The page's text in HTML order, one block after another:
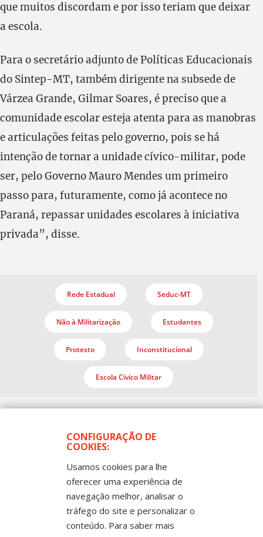
CONFIGURAÇÃO DE
COOKIES:
Usamos cookies para lhe
oferecer uma experiência de
navegação melhor, analisar o
tráfego do site e personalizar o
conteúdo. Para saber mais
que muitos discordam e por isso teriam que deixar
a escola.
Para o secretário adjunto de Políticas Educacionais
do Sintep-MT, também dirigente na subsede de
Várzea Grande, Gilmar Soares, é preciso que a
comunidade escolar esteja atenta para as manobras
e articulações feitas pelo governo, pois se há
intenção de tornar a unidade cívico-militar, pode
ser, pelo Governo Mauro Mendes um primeiro
passo para, futuramente, como já acontece no
Paraná, repassar unidades escolares à iniciativa
privada”, disse.
Rede Estadual Seduc-MT
Não à Militarização Estudantes
Protesto Inconstitucional
Escola Cívico Militar
Todos os Direitos Reservados
Público de Mato Grosso
Rua Mestre João Guimarães, 102 -
Bandeirantes - Cuiabá-MT CEP 78010-170 |